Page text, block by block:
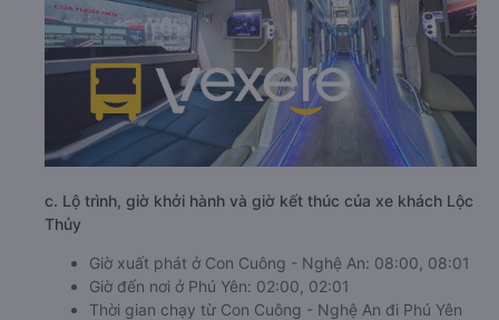
c. Lộ trình, giờ khởi hành và giờ kết thúc của xe khách Lộc
Thủy
Giờ xuất phát ở Con Cuông - Nghệ An: 08:00, 08:01
Giờ đến nơi ở Phú Yên: 02:00, 02:01
Thời gian chạy từ Con Cuông - Nghệ An đi Phú Yên